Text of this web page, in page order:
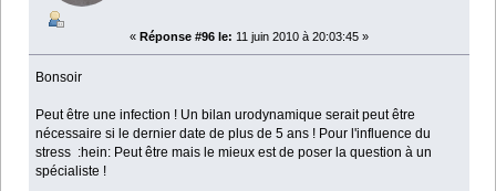
« Réponse #96 le: 11 juin 2010 à 20:03:45 »
Bonsoir
Peut être une infection ! Un bilan urodynamique serait peut être
nécessaire si le dernier date de plus de 5 ans ! Pour l'influence du
stress :hein: Peut être mais le mieux est de poser la question à un
spécialiste !